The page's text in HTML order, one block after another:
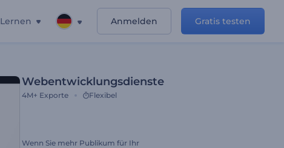
Lernen Anmelden Gratis testen
Webentwicklungsdienste
4M+ Exporte Flexibel
Wenn Sie mehr Publikum für Ihr